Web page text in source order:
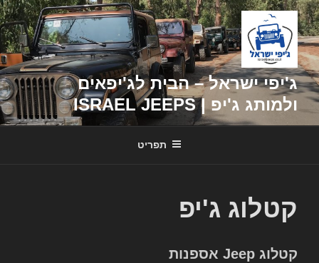
דילוג
לתוכן
ג'יפי ישראל – הבית לג'יפאים
ולמותג ג'יפ | ISRAEL JEEPS
תפריט
קטלוג ג'יפ
קטלוג Jeep אספנות